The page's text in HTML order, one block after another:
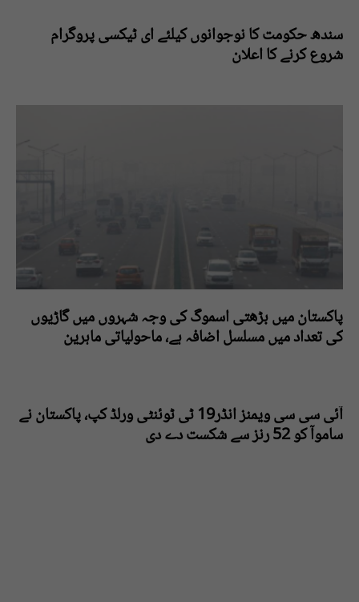
سندھ حکومت کا نوجوانوں کیلئے ای ٹیکسی پروگرام
شروع کرنے کا اعلان
پاکستان میں بڑھتی اسموگ کی وجہ شہروں میں گاڑیوں
کی تعداد میں مسلسل اضافہ ہے، ماحولیاتی ماہرین
آئی سی سی ویمنز انڈر19 ٹی ٹوئنٹی ورلڈ کپ، پاکستان نے
ساموآ کو 52 رنز سے شکست دے دی